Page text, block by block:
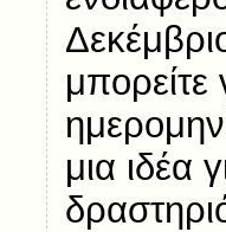
μια ιδέα